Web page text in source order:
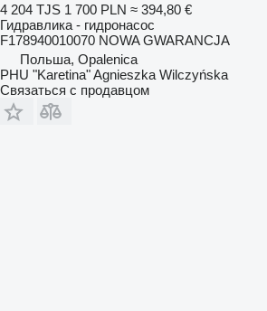
4 204 TJS 1 700 PLN ≈ 394,80 €
Гидравлика - гидронасос
F178940010070 NOWA GWARANCJA
Польша, Opalenica
PHU "Karetina" Agnieszka Wilczyńska
Связаться с продавцом